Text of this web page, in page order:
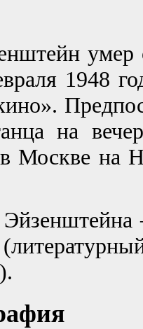
умер
1948
на
Москве на